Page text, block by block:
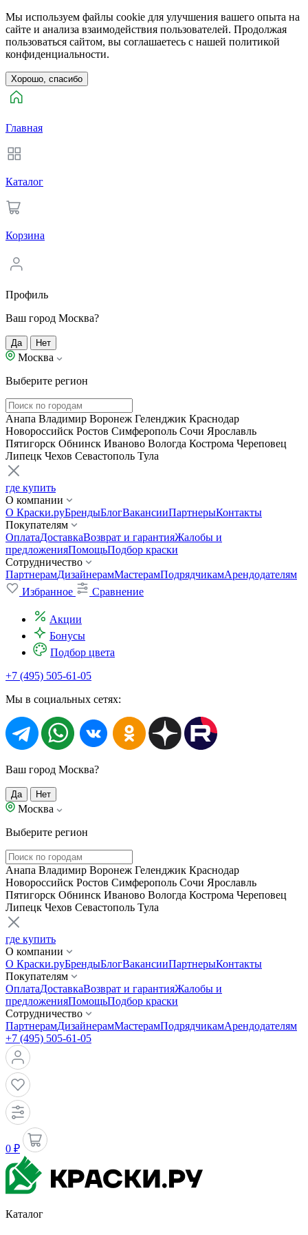
Мы используем файлы cookie для улучшения вашего опыта на
сайте и анализа взаимодействия пользователей. Продолжая
пользоваться сайтом, вы соглашаетесь с нашей политикой
конфиденциальности.
Хорошо, спасибо
Главная
Каталог
Корзина
Профиль
Ваш город Москва?
Да Нет
Москва
Выберите регион
Анапа Владимир Воронеж Геленджик Краснодар
Новороссийск Ростов Симферополь Сочи Ярославль
Пятигорск Обнинск Иваново Вологда Кострома Череповец
Липецк Чехов Севастополь Тула
где купить
О компании
О Краски.руБрендыБлогВакансииПартнерыКонтакты
Покупателям
ОплатаДоставкаВозврат и гарантияЖалобы и
предложенияПомощьПодбор краски
Сотрудничество
ПартнерамДизайнерамМастерамПодрядчикамАрендодателям
Избранное
Сравнение
Акции
Бонусы
Подбор цвета
+7 (495) 505-61-05
Мы в социальных сетях:
Ваш город Москва?
Да Нет
Москва
Выберите регион
Анапа Владимир Воронеж Геленджик Краснодар
Новороссийск Ростов Симферополь Сочи Ярославль
Пятигорск Обнинск Иваново Вологда Кострома Череповец
Липецк Чехов Севастополь Тула
где купить
О компании
О Краски.руБрендыБлогВакансииПартнерыКонтакты
Покупателям
ОплатаДоставкаВозврат и гарантияЖалобы и
предложенияПомощьПодбор краски
Сотрудничество
ПартнерамДизайнерамМастерамПодрядчикамАрендодателям
+7 (495) 505-61-05
0 ₽
Каталог